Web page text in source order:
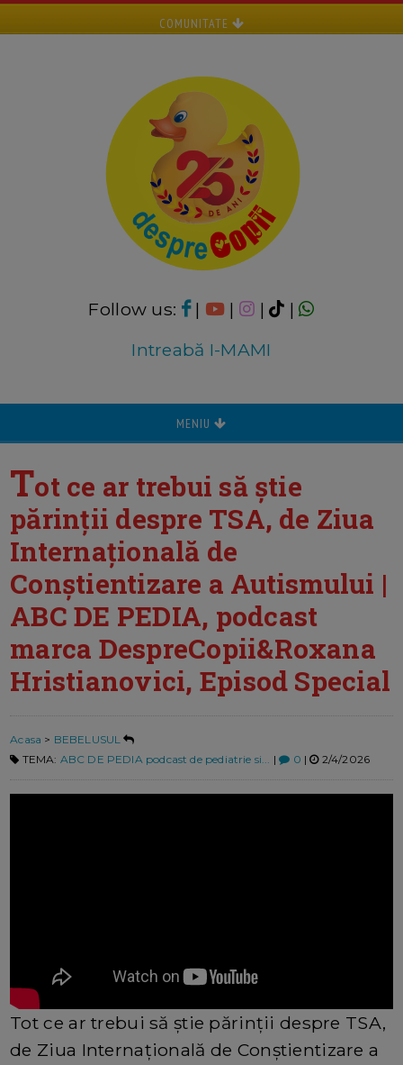
COMUNITATE
Follow us: | | |
|
Intreabă I-MAMI
MENIU
Tot ce ar trebui să știe
părinții despre TSA, de Ziua
Internațională de
Conștientizare a Autismului |
ABC DE PEDIA, podcast
marca DespreCopii&Roxana
Hristianovici, Episod Special
Acasa > BEBELUSUL
TEMA: ABC DE PEDIA podcast de pediatrie si... | 0 | 2/4/2026
Tot ce ar trebui să știe părinții despre TSA,
de Ziua Internațională de Conștientizare a